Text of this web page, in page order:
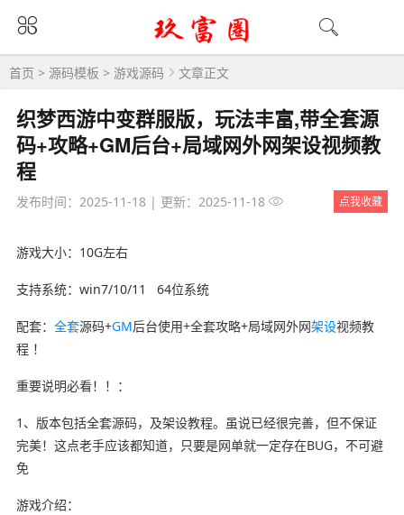
首页 > 源码模板 > 游戏源码 文章正文
织梦西游中变群服版，玩法丰富,带全套源
码+攻略+GM后台+局域网外网架设视频教
程
发布时间：2025-11-18| 更新：2025-11-18 点我收藏
游戏大小：10G左右
支持系统：win7/10/11 64位系统
配套： 全套源码+GM后台使用+全套攻略+局域网外网架设视频教
程 ！
重要说明必看！！：
1、版本包括全套源码，及架设教程。虽说已经很完善，但不保证
完美！这点老手应该都知道，只要是网单就一定存在BUG，不可避
免
游戏介绍：